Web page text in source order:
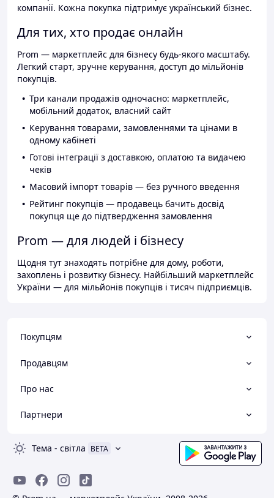
компанії. Кожна покупка підтримує український бізнес.
Для тих, хто продає онлайн
Prom — маркетплейс для бізнесу будь-якого масштабу.
Легкий старт, зручне керування, доступ до мільйонів
покупців.
Три канали продажів одночасно: маркетплейс,
мобільний додаток, власний сайт
Керування товарами, замовленнями та цінами в
одному кабінеті
Готові інтеграції з доставкою, оплатою та видачею
чеків
Масовий імпорт товарів — без ручного введення
Рейтинг покупців — продавець бачить досвід
покупця ще до підтвердження замовлення
Prom — для людей і бізнесу
Щодня тут знаходять потрібне для дому, роботи,
захоплень і розвитку бізнесу. Найбільший маркетплейс
України — для мільйонів покупців і тисяч підприємців.
Покупцям
Продавцям
Про нас
Партнери
Тема - світла BETA